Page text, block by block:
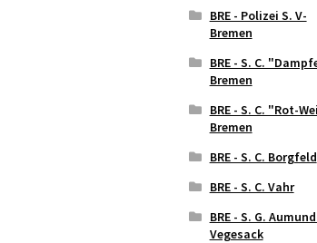
BRE - Polizei S. V-
Bremen
BRE - S. C.
Bremen
BRE - S. C. "Rot-
Bremen
BRE - S. C. Borgfeld
BRE - S. C. Vahr
BRE - S. G.
Vegesack